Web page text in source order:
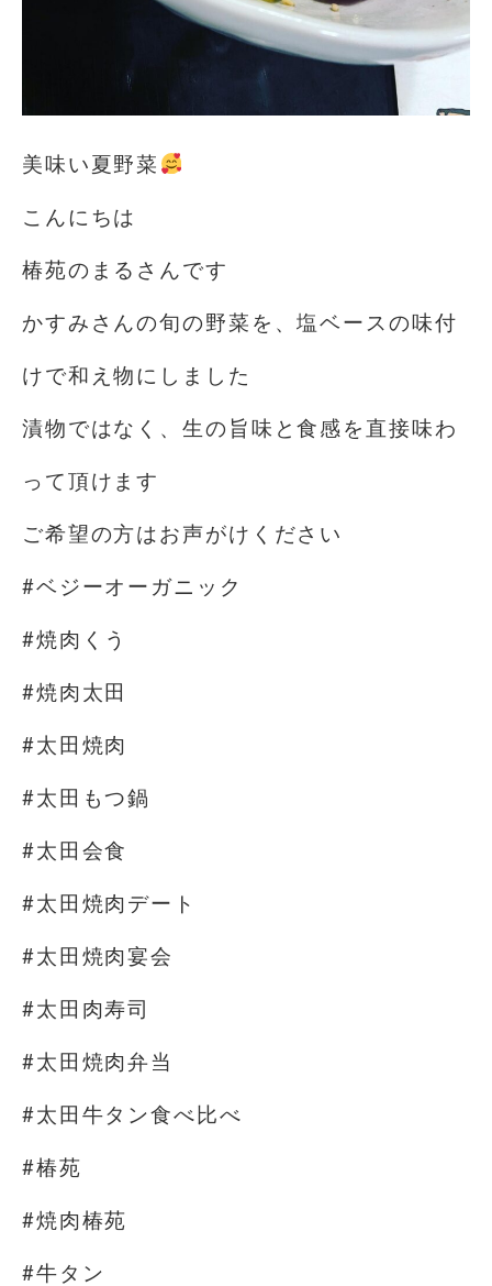
美味い夏野菜
こんにちは️
椿苑のまるさんです
かすみさんの旬の野菜を、塩ベースの味付
けで和え物にしました
漬物ではなく、生の旨味と食感を直接味わ
って頂けます
ご希望の方はお声がけください
#ベジーオーガニック
#焼肉くう
#焼肉太田
#太田焼肉
#太田もつ鍋
#太田会食
#太田焼肉デート
#太田焼肉宴会
#太田肉寿司
#太田焼肉弁当
#太田牛タン食べ比べ
#椿苑
#焼肉椿苑
#牛タン